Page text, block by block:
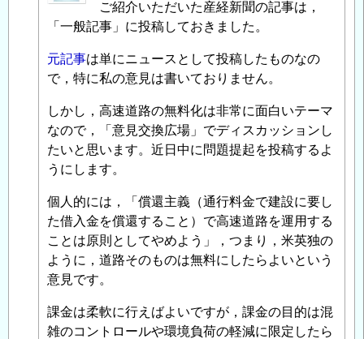
者
に
る
「柔
軟
な
金
体
系 」
へ
の
返
信
ご紹介いただいた産経新聞の記事は，
「一般記事」に投稿しておきました。
元記事は単にニュースとして投稿したものなの
で，特に私の意見は書いておりません。
しかし，高速道路の無料化は非常に面白いテーマ
なので，「意見交換広場」でディスカッションし
たいと思います。近日中に問題提起を投稿するよ
うにします。
個人的には，「償還主義（通行料金で建設に要し
た借入金を償還すること）で高速道路を運用する
ことは原則としてやめよう」，つまり，米英独の
ように，道路そのものは無料にしたらよいという
意見です。
課金は柔軟に行えばよいですが，課金の目的は混
雑のコントロールや環境負荷の軽減に限定したら